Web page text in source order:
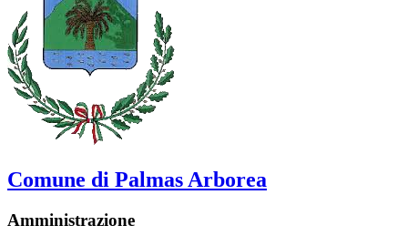
Comune di Palmas Arborea
Amministrazione